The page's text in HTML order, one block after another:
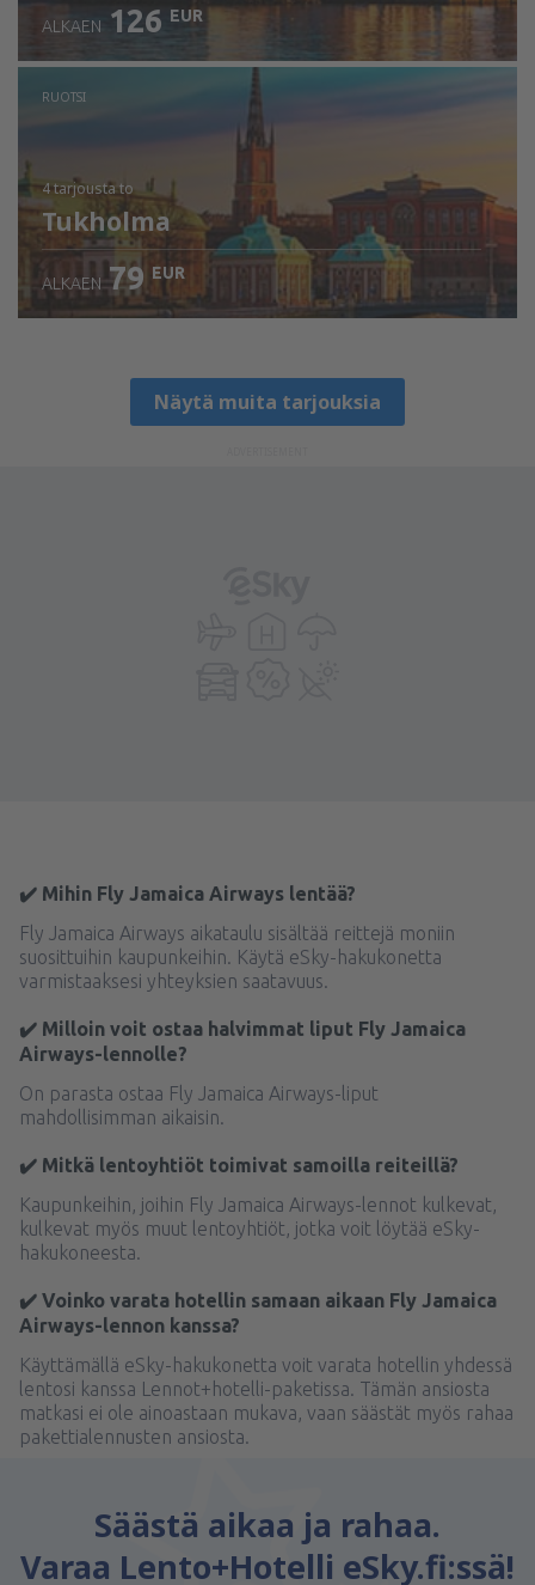
ALKAEN 126 EUR
RUOTSI
4 tarjoustato
Tukholma
ALKAEN 79 EUR
Näytä muita tarjouksia
✔️ Mihin Fly Jamaica Airways lentää?
Fly Jamaica Airways aikataulu sisältää reittejä moniin
suosittuihin kaupunkeihin. Käytä eSky-hakukonetta
varmistaaksesi yhteyksien saatavuus.
✔️ Milloin voit ostaa halvimmat liput Fly Jamaica
Airways-lennolle?
On parasta ostaa Fly Jamaica Airways-liput
mahdollisimman aikaisin.
✔️ Mitkä lentoyhtiöt toimivat samoilla reiteillä?
Kaupunkeihin, joihin Fly Jamaica Airways-lennot kulkevat,
kulkevat myös muut lentoyhtiöt, jotka voit löytää eSky-
hakukoneesta.
✔️ Voinko varata hotellin samaan aikaan Fly Jamaica
Airways-lennon kanssa?
Käyttämällä eSky-hakukonetta voit varata hotellin yhdessä
lentosi kanssa Lennot+hotelli-paketissa. Tämän ansiosta
matkasi ei ole ainoastaan mukava, vaan säästät myös rahaa
pakettialennusten ansiosta.
Säästä aikaa ja rahaa.
Varaa Lento+Hotelli eSky.fi:ssä!